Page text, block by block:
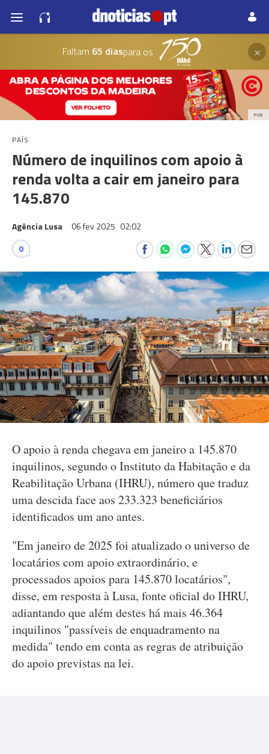
Faltam 65 diaspara os ×
PUB
PAÍS
Número de inquilinos com apoio à
renda volta a cair em janeiro para
145.870
Agência Lusa 06 fev 2025 02:02
0
O apoio à renda chegava em janeiro a 145.870
inquilinos, segundo o Instituto da Habitação e da
Reabilitação Urbana (IHRU), número que traduz
uma descida face aos 233.323 beneficiários
identificados um ano antes.
"Em janeiro de 2025 foi atualizado o universo de
locatários com apoio extraordinário, e
processados apoios para 145.870 locatários",
disse, em resposta à Lusa, fonte oficial do IHRU,
adiantando que além destes há mais 46.364
inquilinos "passíveis de enquadramento na
medida" tendo em conta as regras de atribuição
do apoio previstas na lei.